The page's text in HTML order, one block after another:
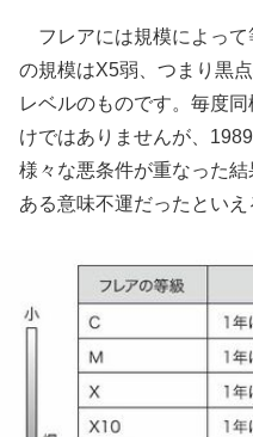
フレアには規模によって
の規模はX5弱、つまり黒
レベルのものです。毎度
けではありませんが、
様々な悪条件が重なった結
ある意味不運だったといえ